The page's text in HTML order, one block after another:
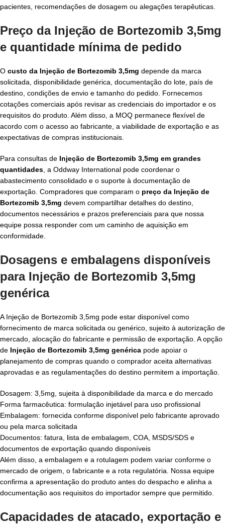
pacientes, recomendações de dosagem ou alegações terapêuticas.
Preço da Injeção de Bortezomib 3,5mg
e quantidade mínima de pedido
O custo da Injeção de Bortezomib 3,5mg depende da marca
solicitada, disponibilidade genérica, documentação do lote, país de
destino, condições de envio e tamanho do pedido. Fornecemos
cotações comerciais após revisar as credenciais do importador e os
requisitos do produto. Além disso, a MOQ permanece flexível de
acordo com o acesso ao fabricante, a viabilidade de exportação e as
expectativas de compras institucionais.
Para consultas de Injeção de Bortezomib 3,5mg em grandes
quantidades , a Oddway International pode coordenar o
abastecimento consolidado e o suporte à documentação de
exportação. Compradores que comparam o preço da Injeção de
Bortezomib 3,5mg devem compartilhar detalhes do destino,
documentos necessários e prazos preferenciais para que nossa
equipe possa responder com um caminho de aquisição em
conformidade.
Dosagens e embalagens disponíveis
para Injeção de Bortezomib 3,5mg
genérica
A Injeção de Bortezomib 3,5mg pode estar disponível como
fornecimento de marca solicitada ou genérico, sujeito à autorização de
mercado, alocação do fabricante e permissão de exportação. A opção
de Injeção de Bortezomib 3,5mg genérica pode apoiar o
planejamento de compras quando o comprador aceita alternativas
aprovadas e as regulamentações do destino permitem a importação.
Dosagem: 3,5mg, sujeita à disponibilidade da marca e do mercado
Forma farmacêutica: formulação injetável para uso profissional
Embalagem: fornecida conforme disponível pelo fabricante aprovado
ou pela marca solicitada
Documentos: fatura, lista de embalagem, COA, MSDS/SDS e
documentos de exportação quando disponíveis
Além disso, a embalagem e a rotulagem podem variar conforme o
mercado de origem, o fabricante e a rota regulatória. Nossa equipe
confirma a apresentação do produto antes do despacho e alinha a
documentação aos requisitos do importador sempre que permitido.
Capacidades de atacado, exportação e